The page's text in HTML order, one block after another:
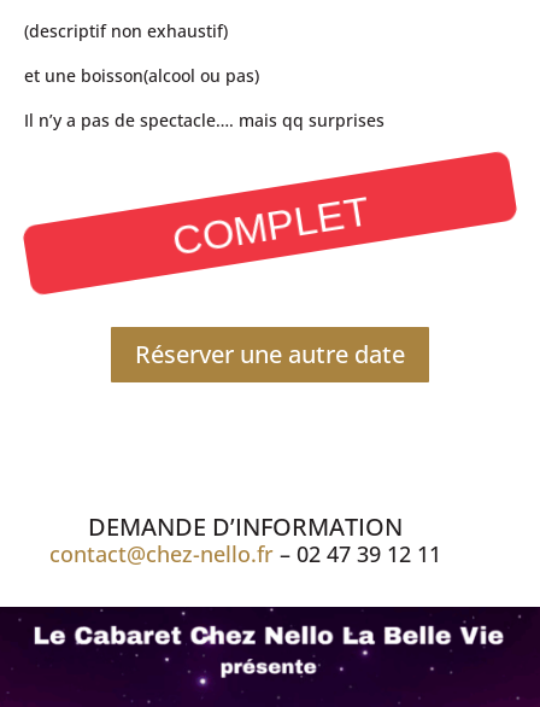
(descriptif non exhaustif)
et une boisson(alcool ou pas)
Il n’y a pas de spectacle…. mais qq surprises
COMPLET
Réserver une autre date
DEMANDE D’INFORMATION
contact@chez-nello.fr – 02 47 39 12 11